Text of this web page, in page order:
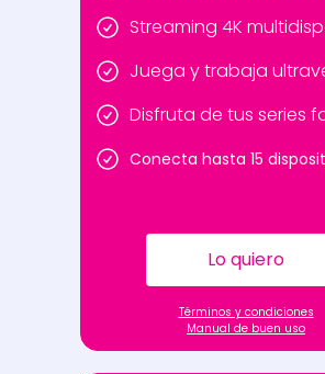
Streaming 4K
Juega y trabaja
Disfruta de tus series
Conecta hasta 15
Lo quiero
Términos y condiciones
Manual de buen uso